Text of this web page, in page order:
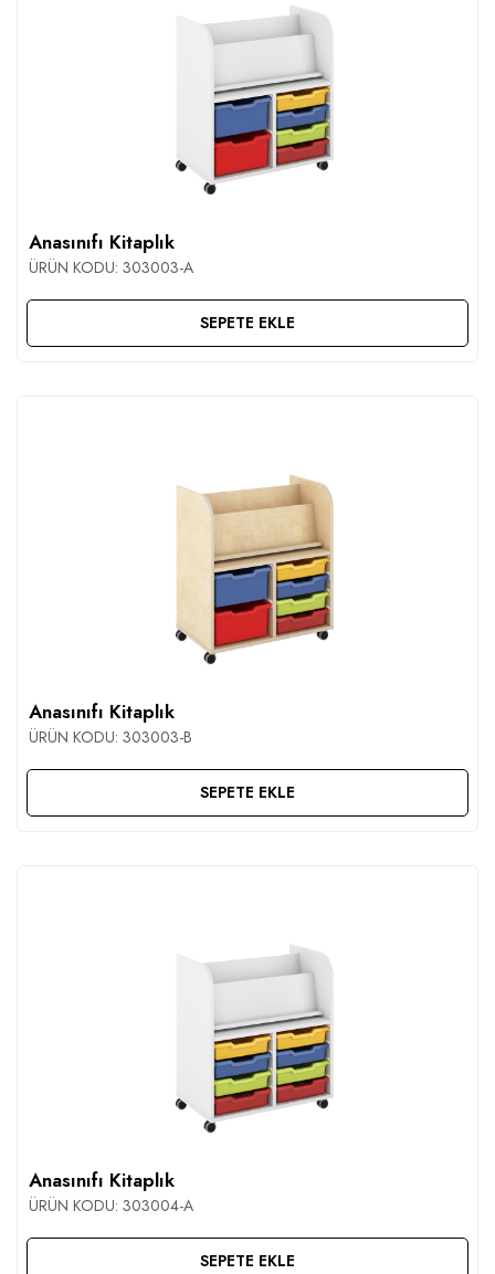
Anasınıfı Kitaplık
ÜRÜN KODU: 303003-A
SEPETE EKLE
Anasınıfı Kitaplık
ÜRÜN KODU: 303003-B
SEPETE EKLE
Anasınıfı Kitaplık
ÜRÜN KODU: 303004-A
SEPETE EKLE